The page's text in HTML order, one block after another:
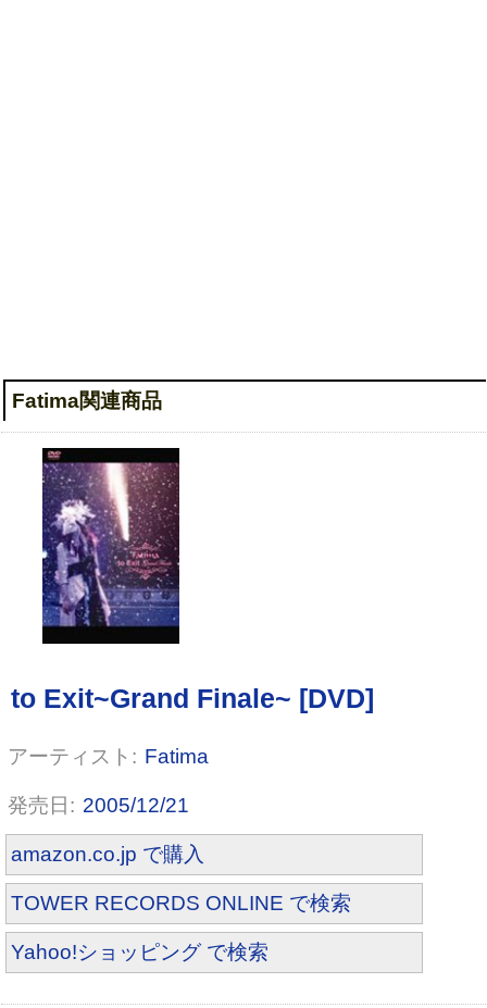
Fatima関連商品
Fatima
2005/12/21
amazon.co.jp で購入
TOWER RECORDS ONLINE で検索
Yahoo!ショッピング で検索
Exit